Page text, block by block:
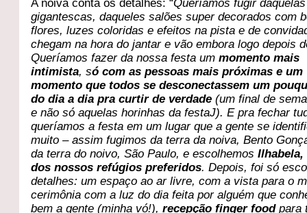
A noiva conta os detalhes: “Queríamos fugir
gigantescas, daqueles salões super decorados com
flores, luzes coloridas e efeitos na pista e de
chegam na hora do jantar e vão embora logo depois
Queríamos fazer da nossa festa ummomento mais
intimista, só com as pessoas mais próximas e um
momento que todos se desconectassem um
do dia a dia pra curtir de verdade (um final de
e não só aquelas horinhas da festaJ). E pra fechar
queríamos a festa em um lugar que a gente se
muito – assim fugimos da terra da noiva, Bento
da terra do noivo, São Paulo, e escolhemosIlhabela,
dos nossos refúgios preferidos. Depois, foi só
detalhes: um espaço ao ar livre, com a vista para o
cerimônia com a luz do dia feita por alguém que
bem a gente (minha vó!),recepção finger foodpara